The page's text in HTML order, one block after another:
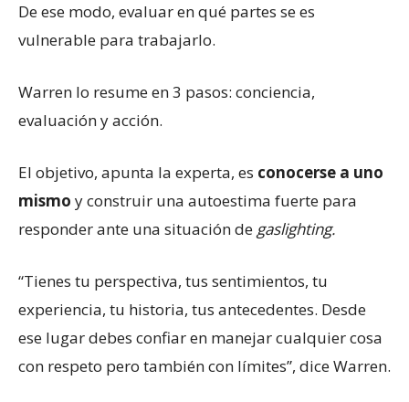
De ese modo, evaluar en qué partes se es
vulnerable para trabajarlo.
Warren lo resume en 3 pasos: conciencia,
evaluación y acción.
El objetivo, apunta la experta, es conocerse a uno
mismo y construir una autoestima fuerte para
responder ante una situación de gaslighting.
“Tienes tu perspectiva, tus sentimientos, tu
experiencia, tu historia, tus antecedentes. Desde
ese lugar debes confiar en manejar cualquier cosa
con respeto pero también con límites”, dice Warren.